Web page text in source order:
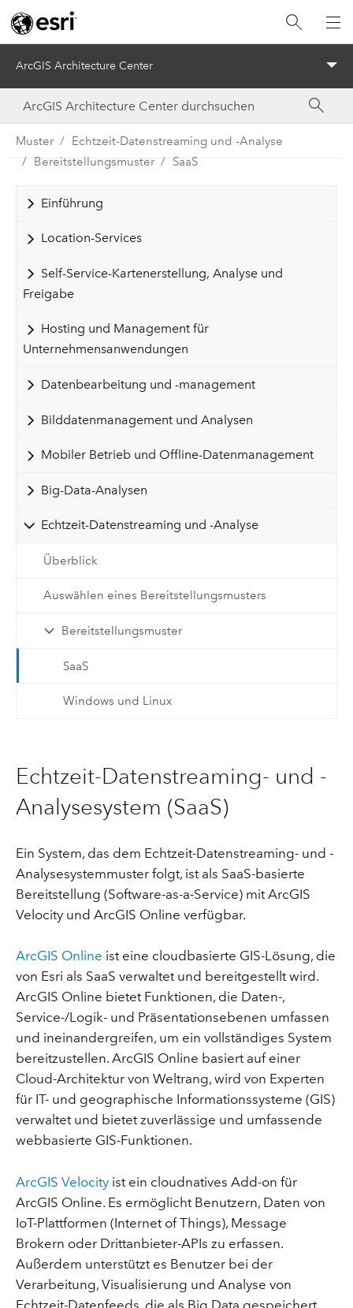
ArcGIS Architecture Center
Muster
Echtzeit-Datenstreaming und -Analyse
Bereitstellungsmuster
SaaS
Einführung
Location-Services
Self-Service-Kartenerstellung, Analyse und
Freigabe
Hosting und Management für
Unternehmensanwendungen
Datenbearbeitung und -management
Bilddatenmanagement und Analysen
Mobiler Betrieb und Offline-Datenmanagement
Big-Data-Analysen
Echtzeit-Datenstreaming und -Analyse
Überblick
Auswählen eines Bereitstellungsmusters
Bereitstellungsmuster
SaaS
Windows und Linux
Echtzeit-Datenstreaming- und -
Analysesystem (SaaS)
Ein System, das dem Echtzeit-Datenstreaming- und -
Analysesystemmuster folgt, ist als SaaS-basierte
Bereitstellung (Software-as-a-Service) mit ArcGIS
Velocity und ArcGIS Online verfügbar.
ArcGIS Online ist eine cloudbasierte GIS-Lösung, die
von Esri als SaaS verwaltet und bereitgestellt wird.
ArcGIS Online bietet Funktionen, die Daten-,
Service-/Logik- und Präsentationsebenen umfassen
und ineinandergreifen, um ein vollständiges System
bereitzustellen. ArcGIS Online basiert auf einer
Cloud-Architektur von Weltrang, wird von Experten
für IT- und geographische Informationssysteme (GIS)
verwaltet und bietet zuverlässige und umfassende
webbasierte GIS-Funktionen.
ArcGIS Velocityist ein cloudnatives Add-on für
ArcGIS Online. Es ermöglicht Benutzern, Daten von
IoT-Plattformen (Internet of Things), Message
Brokern oder Drittanbieter-APIs zu erfassen.
Außerdem unterstützt es Benutzer bei der
Verarbeitung, Visualisierung und Analyse von
Echtzeit-Datenfeeds, die als Big Data gespeichert